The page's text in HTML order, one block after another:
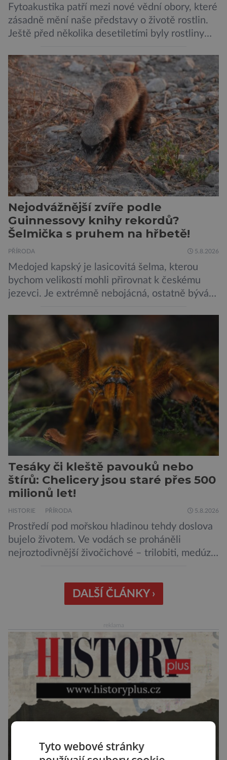
Fytoakustika patří mezi nové vědní obory, které
zásadně mění naše představy o životě rostlin.
Ještě před několika desetiletími byly rostliny
pouze reagují na změny prostředí. Moderní
výzkum však ukazuje, že skutečnost je mnohem
zajímavější. Rostliny totiž dokážou své okolí
vnímat prostřednictvím mechanických podnětů
a samy také vydávají zvuky […]
Nejodvážnější zvíře podle
Guinnessovy knihy rekordů?
Šelmička s pruhem na hřbetě!
PŘÍRODA 5.8.2026
Medojed kapský je lasicovitá šelma, kterou
bychom velikostí mohli přirovnat k českému
jezevci. Je extrémně nebojácná, ostatně bývá
této souvislosti je dokonce zapsána do
Guinnessovy knihy rekordů. Navzdory svému
názvu nežije pouze v jižní Africe, ale domovem
je mu valná část černého kontinentu a
vyskytuje se rovněž v oblastech […]
Tesáky či kleště pavouků nebo
štírů: Chelicery jsou staré přes 500
milionů let!
HISTORIE PŘÍRODA 5.8.2026
Prostředí pod mořskou hladinou tehdy doslova
bujelo životem. Ve vodách se proháněli
nejroztodivnější živočichové – trilobiti, medúzy
zárodky zbraní typických pro dnešní pavouky.
Pavouci, štíři či klíšťata jsou členovci patřící do
chelicerami, které u nich představují právě […]
DALŠÍ ČLÁNKY ›
Tyto webové stránky